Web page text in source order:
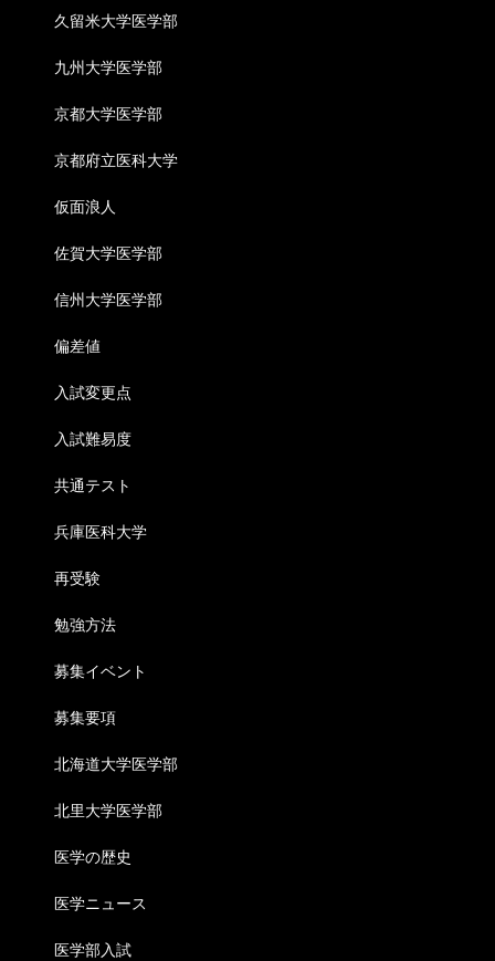
久留米大学医学部
九州大学医学部
京都大学医学部
京都府立医科大学
仮面浪人
佐賀大学医学部
信州大学医学部
偏差値
入試変更点
入試難易度
共通テスト
兵庫医科大学
再受験
勉強方法
募集イベント
募集要項
北海道大学医学部
北里大学医学部
医学の歴史
医学ニュース
医学部入試